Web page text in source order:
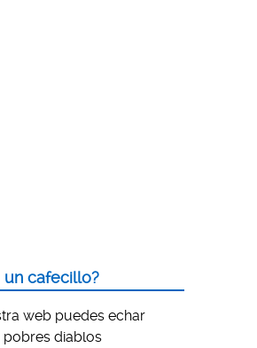
un cafecillo?
web puedes echar
pobres diablos